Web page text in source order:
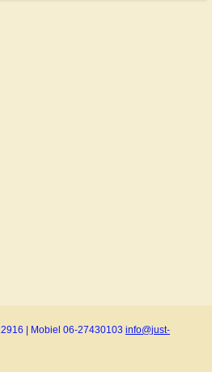
| Mobiel 06-27430103 info@just-